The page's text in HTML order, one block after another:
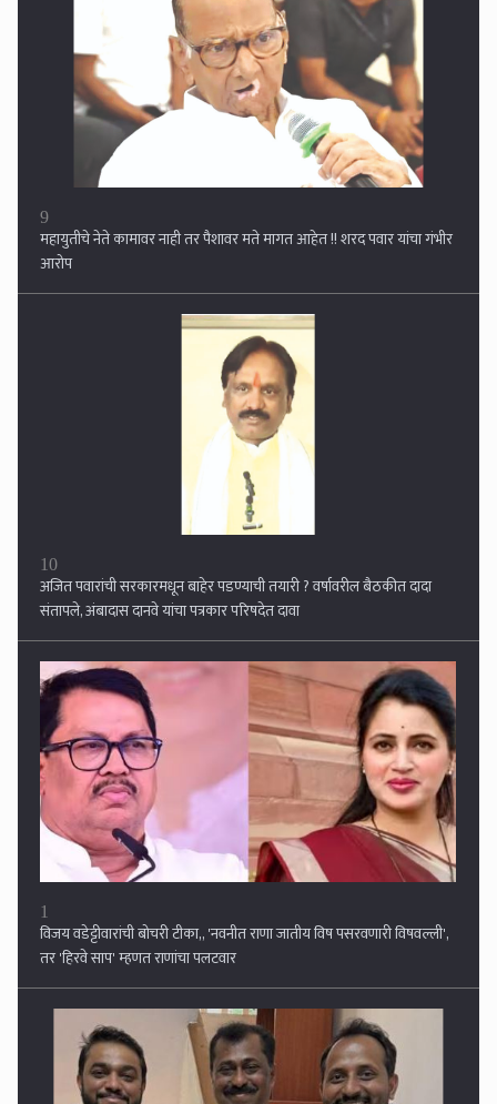
9
महायुतीचे नेते कामावर नाही तर पैशावर मते मागत आहेत !! शरद पवार यांचा गंभीर
आरोप
10
अजित पवारांची सरकारमधून बाहेर पडण्याची तयारी ? वर्षावरील बैठकीत दादा
संतापले, अंबादास दानवे यांचा पत्रकार परिषदेत दावा
1
विजय वडेट्टीवारांची बोचरी टीका,, 'नवनीत राणा जातीय विष पसरवणारी विषवल्ली',
तर 'हिरवे साप' म्हणत राणांचा पलटवार